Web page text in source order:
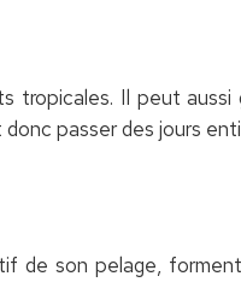
Il peut aussi
passer des jours
de son pelage,